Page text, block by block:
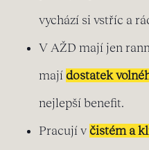
vychází si vstříc a
V AŽD mají jen
mají dostatek
nejlepší benefit.
Pracují v čistém a